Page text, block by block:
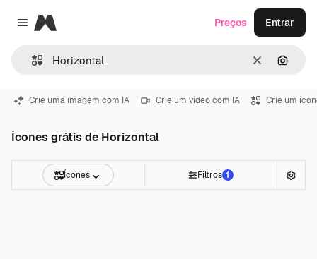
Close menu
Magnific
Limpar
Preços Entrar
Crie uma imagem com IA Crie um vídeo com IA Crie um
Ícones grátis de Horizontal
Ícones Filtros 1